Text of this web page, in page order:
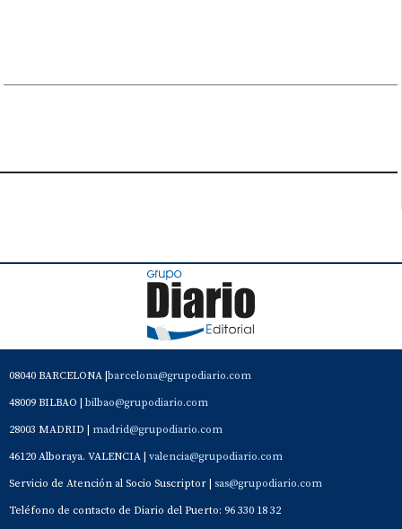
08040 BARCELONA | barcelona@grupodiario.com
48009 BILBAO | bilbao@grupodiario.com
28003 MADRID | madrid@grupodiario.com
46120 Alboraya. VALENCIA | valencia@grupodiario.com
Servicio de Atención al Socio Suscriptor | sas@grupodiario.com
Teléfono de contacto de Diario del Puerto: 96 330 18 32